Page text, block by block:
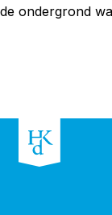
de ondergrond